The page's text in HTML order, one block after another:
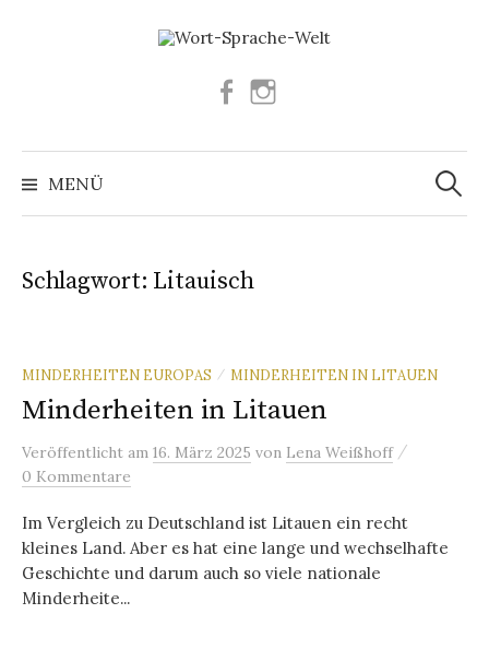
Facebook
MENÜ
Suchen
nach:
Schlagwort: Litauisch
MINDERHEITEN EUROPAS / MINDERHEITEN IN LITAUEN
Minderheiten in Litauen
Veröffentlicht am 16. März 2025 von Lena Weißhoff /
0 Kommentare
Im Vergleich zu Deutschland ist Litauen ein recht
kleines Land. Aber es hat eine lange und wechselhafte
Geschichte und darum auch so viele nationale
Minderheite...